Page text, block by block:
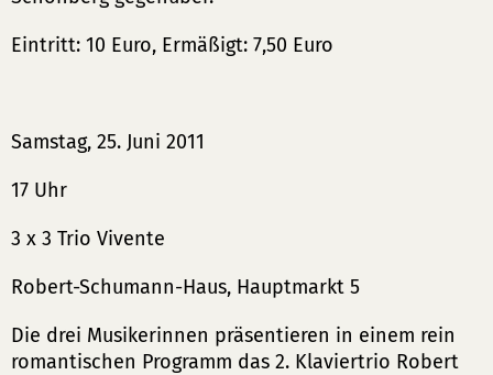
Eintritt: 10 Euro, Ermäßigt: 7,50 Euro
Samstag, 25. Juni 2011
17 Uhr
3 x 3 Trio Vivente
Robert-Schumann-Haus, Hauptmarkt 5
Die drei Musikerinnen präsentieren in einem rein
romantischen Programm das 2. Klaviertrio Robert